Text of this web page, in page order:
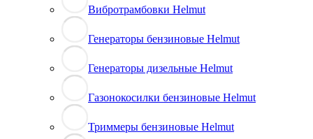
Вибротрамбовки Helmut
Генераторы бензиновые Helmut
Генераторы дизельные Helmut
Газонокосилки бензиновые Helmut
Триммеры бензиновые Helmut